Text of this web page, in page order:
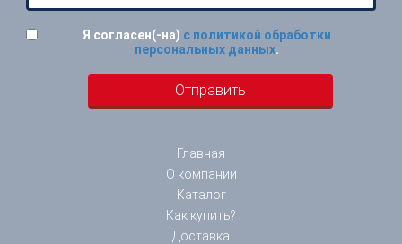
Я согласен(-на) с политикой обработки
персональных данных.
Главная
О компании
Каталог
Как купить?
Доставка